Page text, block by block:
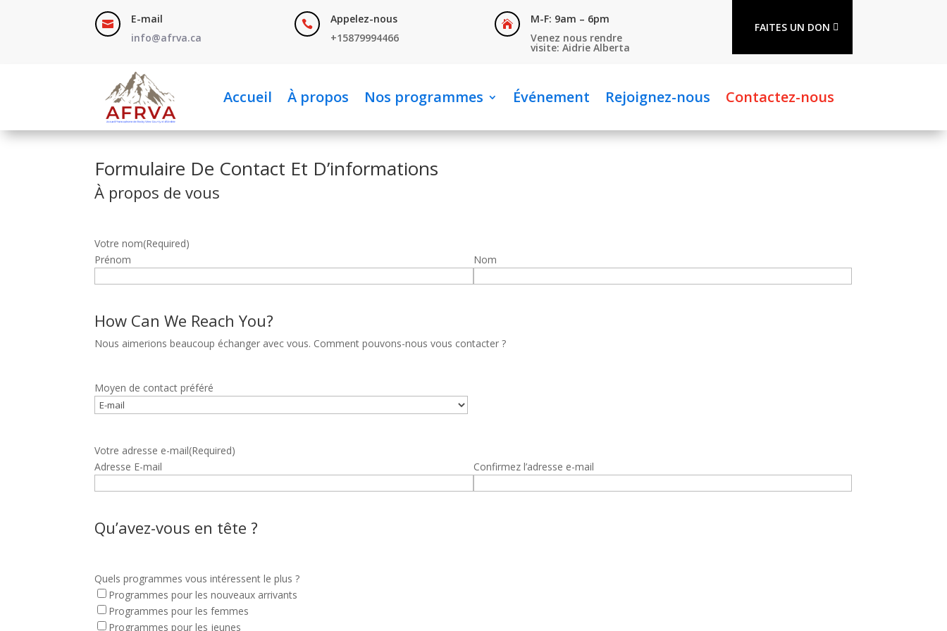

E-mail
info@afrva.ca

Appelez-nous
+15879994466

M-F: 9am – 6pm
Venez nous rendre
visite: Aidrie Alberta
FAITES UN DON
Accueil À propos Nos programmes Événement Rejoignez-nous Contactez-nous
Formulaire De Contact Et D’informations
À propos de vous
Votre nom(Required)
Prénom
Nom
How Can We Reach You?
Nous aimerions beaucoup échanger avec vous. Comment pouvons-nous vous contacter ?
Moyen de contact préféré
Votre adresse e-mail(Required)
Adresse E-mail
Confirmez l’adresse e-mail
Qu’avez-vous en tête ?
Quels programmes vous intéressent le plus ?
Programmes pour les nouveaux arrivants
Programmes pour les femmes
Programmes pour les jeunes